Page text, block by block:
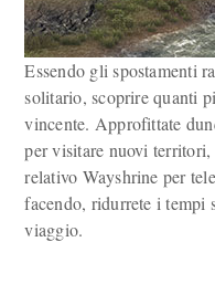
Essendo gli spostamenti
solitario, scoprire quanti
vincente. Approfittate
per visitare nuovi
relativo Wayshrine per
facendo, ridurrete i tempi
viaggio.